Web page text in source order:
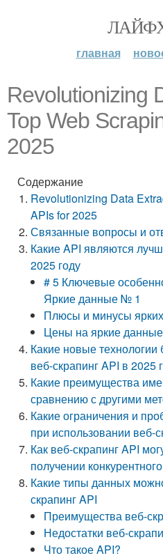
главная
Revolutionizing
Top Web
2025
Содержание
Revolutionizing Data
APIs for 2025
Связанные вопросы и
Какие API являются
2025 году
# 5 Ключевые
Яркие данные № 1
Плюсы и минусы
Цены на яркие данные
Какие новые технологии
веб-скрапинг API в 2025
Какие преимущества
сравнению с другими
Какие ограничения и
при использовании веб-
Как веб-скрапинг API
получении
Какие типы данных
скрапинг API
Преимущества веб-
Недостатки веб-
Что такое API?